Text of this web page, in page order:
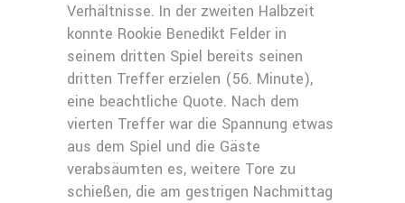
Verhältnisse. In der zweiten Halbzeit
konnte Rookie Benedikt Felder in
seinem dritten Spiel bereits seinen
dritten Treffer erzielen (56. Minute),
eine beachtliche Quote. Nach dem
vierten Treffer war die Spannung etwas
aus dem Spiel und die Gäste
verabsäumten es, weitere Tore zu
schießen, die am gestrigen Nachmittag